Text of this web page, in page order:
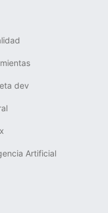
dev
Artificial